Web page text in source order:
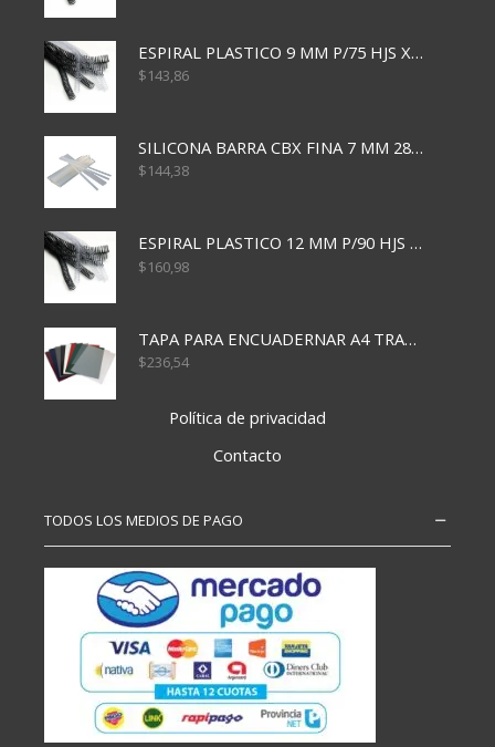
ESPIRAL PLASTICO 9 MM P/75 HJS X50X2400
$143,86
SILICONA BARRA CBX FINA 7 MM 28 CM
$144,38
ESPIRAL PLASTICO 12 MM P/90 HJS X50X1500
$160,98
TAPA PARA ENCUADERNAR A4 TRANSP x50x500
$236,54
Política de privacidad
Contacto
TODOS LOS MEDIOS DE PAGO